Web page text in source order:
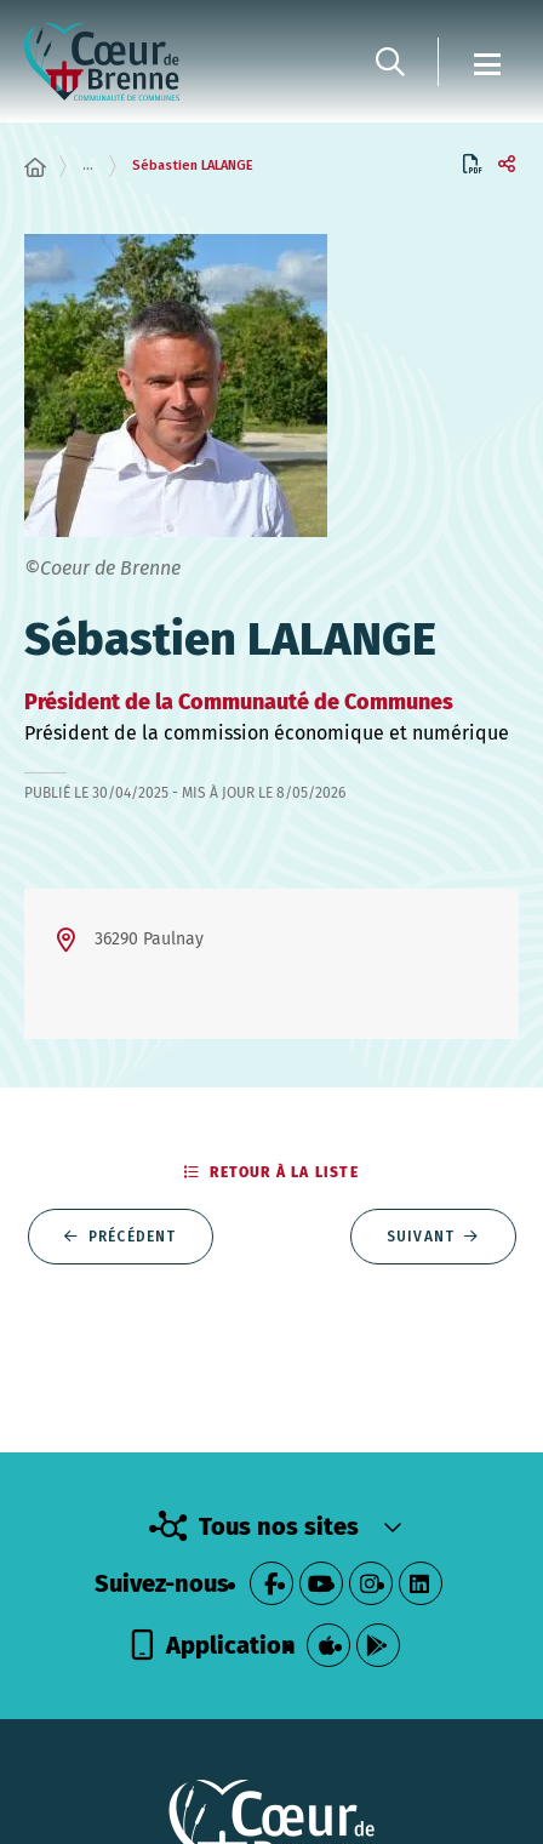
... Sébastien LALANGE
Sébastien LALANGE
Président de la Communauté de Communes
Président de la commission économique et numérique
PUBLIÉ LE 30/04/2025 - MIS À JOUR LE 8/05/2026
©Coeur de Brenne
36290 Paulnay
PRÉCÉDENT
RETOUR À LA LISTE
SUIVANT
Tous nos sites
Suivez-nous
Application